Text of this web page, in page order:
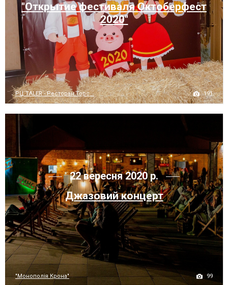
"Открытие фестиваля Октоберфест
2020"
РЦ TALER - Ресторан Торс... 191
22 вересня 2020 р.
Джазовий концерт
"Монополія Крона" 99